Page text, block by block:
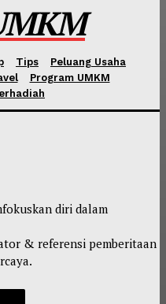
Tips
Peluang Usaha
Program UMKM
diri dalam
& referensi pemberitaan